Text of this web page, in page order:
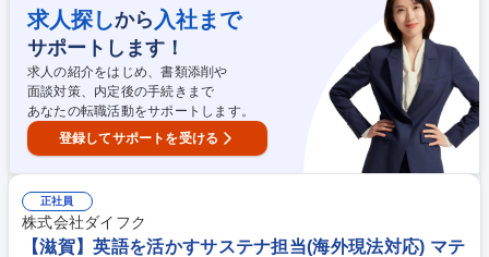
中心に基本的な業務内容を習得しながら実務経験を重ねて頂きます。OJT
社員が業務内容について丁寧に教えます。将来的には所属部門の中核とな
る人材として活躍いただくことを期待しております。 募集職種 【大阪/営
業・貿易事務職】年休126日/英語力を活かす/安定経営◎/海外進出
求人探しから 入社まで
サポートします！
求人の紹介をはじめ、書類添削や
面談対策、内定後の手続きまで
あなたの転職活動をサポートします。
登録してサポートを受ける
正社員
株式会社ダイフク
【滋賀】英語を活かすサステナ担当(海外現法対応) マテ